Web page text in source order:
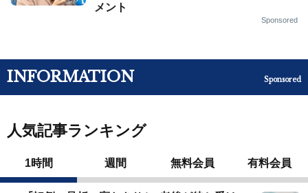
メント
Sponsored
INFORMATION Sponsored
人気記事ランキング
1時間 週間 無料会員 有料会員